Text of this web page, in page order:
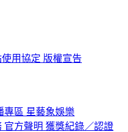
用協定 版權宣告
專區 星藝象娛樂
官方聲明 獲獎紀錄／認證